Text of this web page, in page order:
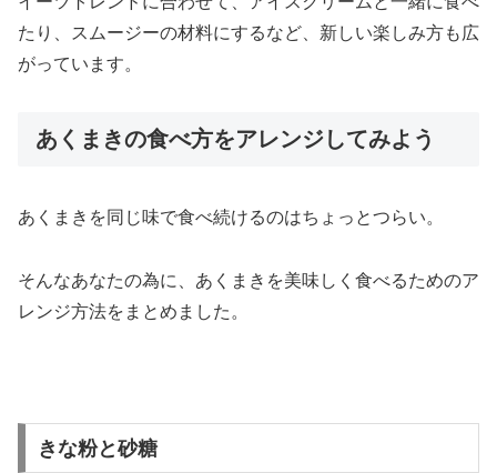
たり、スムージーの材料にするなど、新しい楽しみ方も広
がっています。
あくまきの食べ方をアレンジしてみよう
あくまきを同じ味で食べ続けるのはちょっとつらい。
そんなあなたの為に、あくまきを美味しく食べるためのア
レンジ方法をまとめました。
きな粉と砂糖